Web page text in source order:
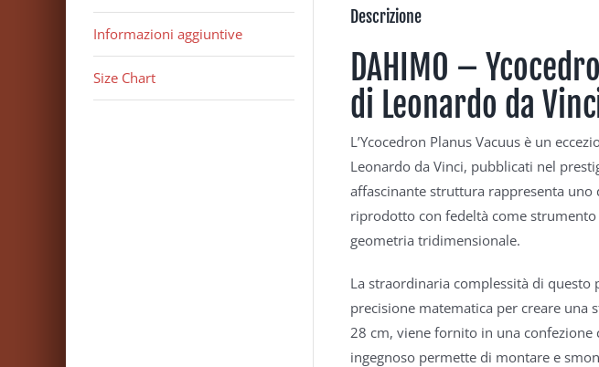
Informazioni aggiuntive
Size Chart
Descrizione
DAHIMO –
di Leonardo da
L’Ycocedron Planus Vacuus è un
Leonardo da Vinci, pubblicati nel
affascinante struttura rappresenta
riprodotto con fedeltà come
geometria tridimensionale.
La straordinaria complessità di
precisione matematica per creare
28 cm, viene fornito in una
ingegnoso permette di montare e